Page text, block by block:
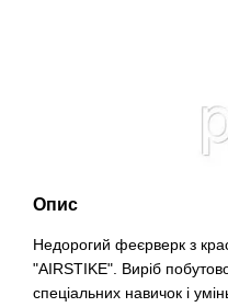
Опис
Недорогий феєрверк з
"AIRSTIKE". Виріб
спеціальних навичок і